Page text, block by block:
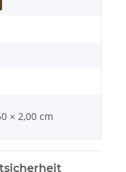
× 2,00 cm